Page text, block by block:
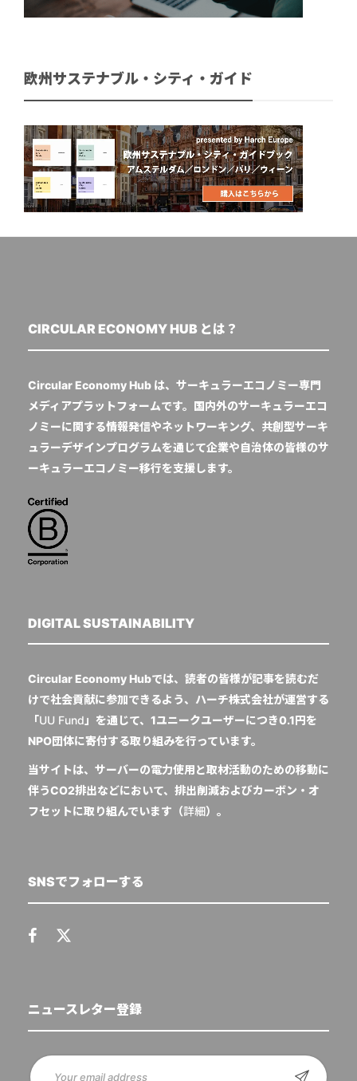
欧州サステナブル・シティ・ガイド
CIRCULAR ECONOMY HUB とは？
Circular Economy Hub は、サーキュラーエコノミー専門
メディアプラットフォームです。国内外のサーキュラーエコ
ノミーに関する情報発信やネットワーキング、共創型サーキ
ュラーデザインプログラムを通じて企業や自治体の皆様のサ
ーキュラーエコノミー移行を支援します。
DIGITAL SUSTAINABILITY
Circular Economy Hubでは、読者の皆様が記事を読むだ
けで社会貢献に参加できるよう、ハーチ株式会社が運営する
「UU Fund 」を通じて、1ユニークユーザーにつき0.1円を
NPO団体に寄付する取り組みを行っています。
当サイトは、サーバーの電力使用と取材活動のための移動に
伴うCO2排出などにおいて、排出削減およびカーボン・オ
フセットに取り組んでいます（詳細）。
SNSでフォローする
ニュースレター登録